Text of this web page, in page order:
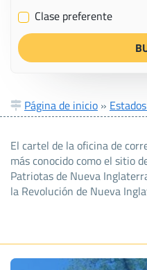
✔ Clase preferente
Página de inicio »
El cartel de la oficina de
más conocido como el sitio
Patriotas de Nueva
la Revolución de Nueva